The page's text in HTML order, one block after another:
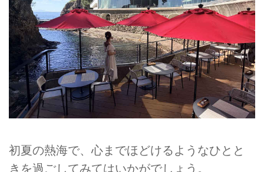
初夏の熱海で、心までほどけるようなひとと
きを過ごしてみてはいかがでしょう。